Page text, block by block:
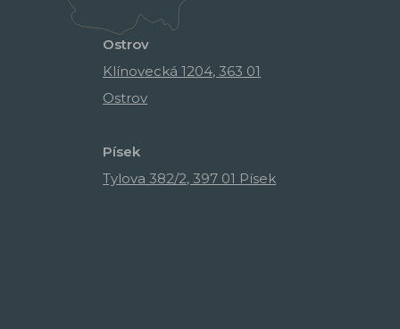
Ostrov
Klínovecká 1204, 363 01
Ostrov
Písek
Tylova 382/2, 397 01 Písek